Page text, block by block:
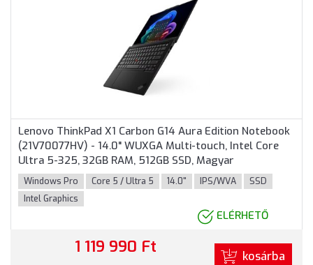
Lenovo ThinkPad X1 Carbon G14 Aura Edition Notebook
(21V70077HV) - 14.0" WUXGA Multi-touch, Intel Core
Ultra 5-325, 32GB RAM, 512GB SSD, Magyar
billentyűzet, Windows 11 Professional, 3 év garancia,
Fekete színben
Windows Pro Core 5 / Ultra 5 14.0" IPS/WVA
SSD
Intel Graphics
ELÉRHETŐ
1 119 990 Ft kosárba